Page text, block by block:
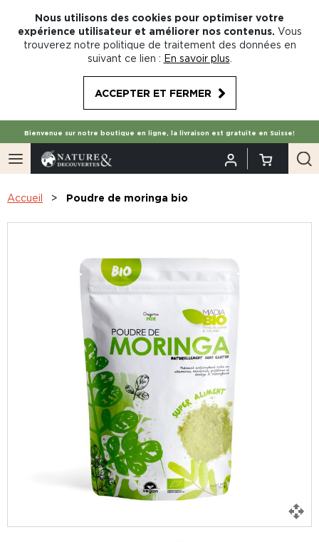
Nous utilisons des cookies pour optimiser votre
expérience utilisateur et améliorer nos contenus. Vous
trouverez notre politique de traitement des données en
suivant ce lien : En savoir plus
ACCEPTER ET FERMER
Bienvenue sur notre boutique en ligne, la livraison est gratuite en Suisse!
Accueil Poudre de moringa bio